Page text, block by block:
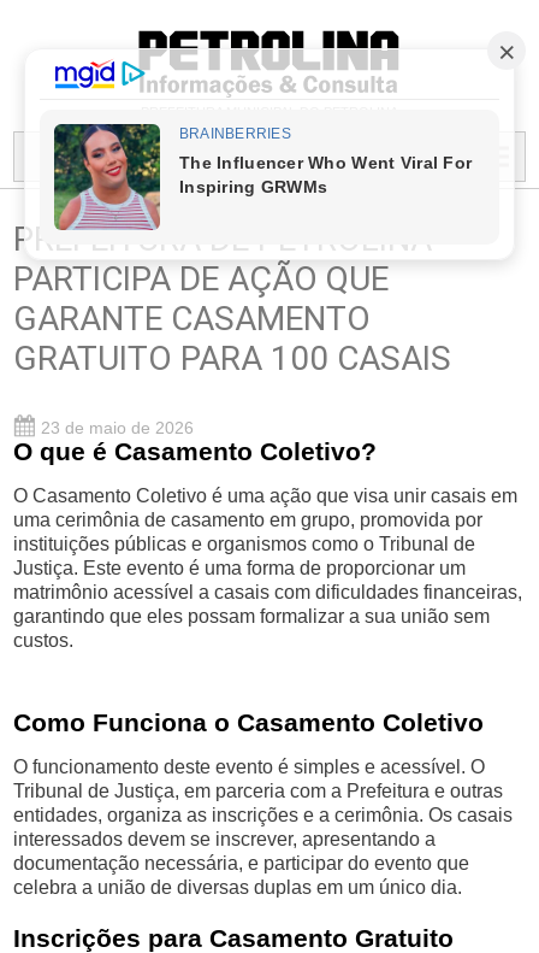
MENU...
PREFEITURA DE PETROLINA
PARTICIPA DE AÇÃO QUE
GARANTE CASAMENTO
GRATUITO PARA 100 CASAIS
23 de maio de 2026
O que é Casamento Coletivo?
O Casamento Coletivo é uma ação que visa unir casais em
uma cerimônia de casamento em grupo, promovida por
instituições públicas e organismos como o Tribunal de
Justiça. Este evento é uma forma de proporcionar um
matrimônio acessível a casais com dificuldades financeiras,
garantindo que eles possam formalizar a sua união sem
custos.
Como Funciona o Casamento Coletivo
O funcionamento deste evento é simples e acessível. O
Tribunal de Justiça, em parceria com a Prefeitura e outras
entidades, organiza as inscrições e a cerimônia. Os casais
interessados devem se inscrever, apresentando a
documentação necessária, e participar do evento que
celebra a união de diversas duplas em um único dia.
Inscrições para Casamento Gratuito